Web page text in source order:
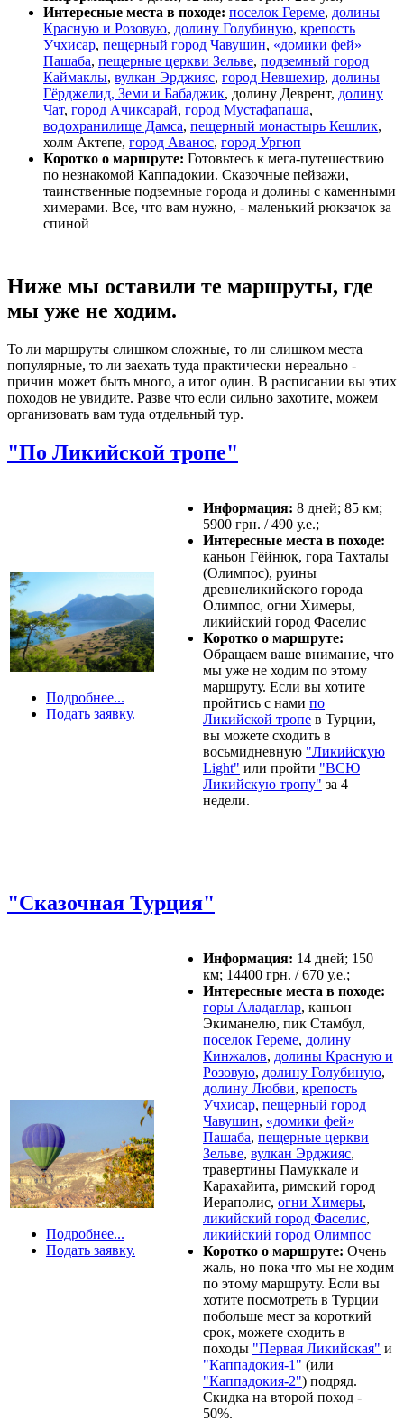
Интересные места в походе: поселок Гереме, долины
Красную и Розовую, долину Голубиную, крепость
Учхисар, пещерный город Чавушин, «домики фей»
Пашаба, пещерные церкви Зельве, подземный город
Каймаклы, вулкан Эрджияс, город Невшехир, долины
Гёрджелид, Земи и Бабаджик, долину Деврент, долину
Чат, город Ачиксарай, город Мустафапаша,
водохранилище Дамса, пещерный монастырь Кешлик,
холм Актепе, город Аванос, город Ургюп
Коротко о маршруте: Готовьтесь к мега-путешествию
по незнакомой Каппадокии. Сказочные пейзажи,
таинственные подземные города и долины с каменными
химерами. Все, что вам нужно, - маленький рюкзачок за
спиной
Ниже мы оставили те маршруты, где
мы уже не ходим.
То ли маршруты слишком сложные, то ли слишком места
популярные, то ли заехать туда практически нереально -
причин может быть много, а итог один. В расписании вы этих
походов не увидите. Разве что если сильно захотите, можем
организовать вам туда отдельный тур.
"По Ликийской тропе"
Подробнее...
Подать заявку.
Информация: 8 дней; 85 км;
5900 грн. / 490 у.е.;
Интересные места в походе:
каньон Гёйнюк, гора Тахталы
(Олимпос), руины
древнеликийского города
Олимпос, огни Химеры,
ликийский город Фаcелис
Коротко о маршруте:
Обращаем ваше внимание, что
мы уже не ходим по этому
маршруту. Если вы хотите
пройтись с нами по
Ликийской тропе в Турции,
вы можете сходить в
восьмидневную "Ликийскую
Light" или пройти "ВСЮ
Ликийскую тропу" за 4
недели.
"Сказочная Турция"
Подробнее...
Подать заявку.
Информация: 14 дней; 150
км; 14400 грн. / 670 у.е.;
Интересные места в походе:
горы Аладаглар, каньон
Экиманелю, пик Стамбул,
поселок Гереме, долину
Кинжалов, долины Красную и
Розовую, долину Голубиную,
долину Любви, крепость
Учхисар, пещерный город
Чавушин, «домики фей»
Пашаба, пещерные церкви
Зельве, вулкан Эрджияс,
травертины Памуккале и
Карахайита, римский город
Иераполис, огни Химеры,
ликийский город Фаселис,
ликийский город Олимпос
Коротко о маршруте: Очень
жаль, но пока что мы не ходим
по этому маршруту. Если вы
хотите посмотреть в Турции
побольше мест за короткий
срок, можете сходить в
походы "Первая Ликийская" и
"Каппадокия-1" (или
"Каппадокия-2") подряд.
Скидка на второй поход -
50%.